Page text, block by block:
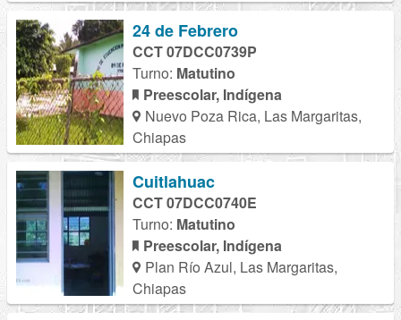
24 de Febrero
CCT 07DCC0739P
Turno: Matutino
Preescolar, Indígena
Nuevo Poza Rica, Las Margaritas,
Chiapas
Cuitlahuac
CCT 07DCC0740E
Turno: Matutino
Preescolar, Indígena
Plan Río Azul, Las Margaritas,
Chiapas